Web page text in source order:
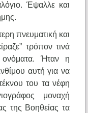
Έψαλλε και
πνευματική και
τρόπον τινά
Ήταν η
αυτή για να
του τα νέφη
μοναχή
της Βοηθείας τα